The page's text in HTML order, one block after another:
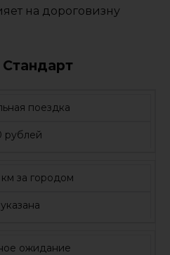
на дороговизну
поездка
рублей
за городом
ожидание